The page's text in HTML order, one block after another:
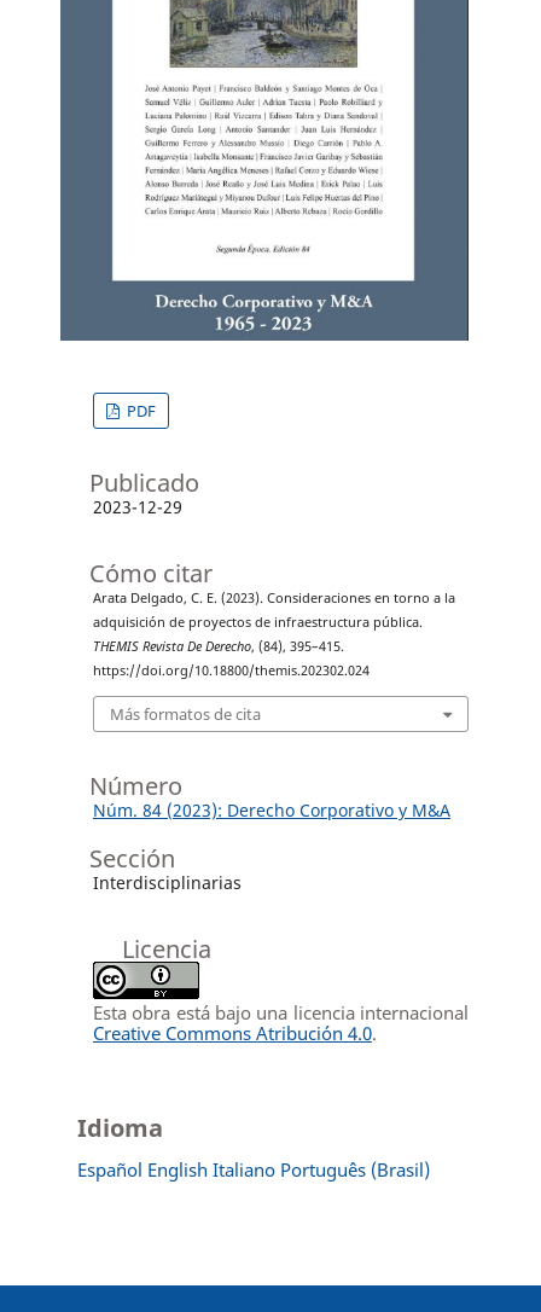
PDF
Publicado
2023-12-29
Cómo citar
Arata Delgado, C. E. (2023). Consideraciones en torno a la
adquisición de proyectos de infraestructura pública.
THEMIS Revista De Derecho, (84), 395–415.
https://doi.org/10.18800/themis.202302.024
Más formatos de cita
Número
Núm. 84 (2023): Derecho Corporativo y M&A
Sección
Interdisciplinarias
Licencia
Esta obra está bajo una licencia internacional
Creative Commons Atribución 4.0.
Idioma
Español English Italiano Português (Brasil)